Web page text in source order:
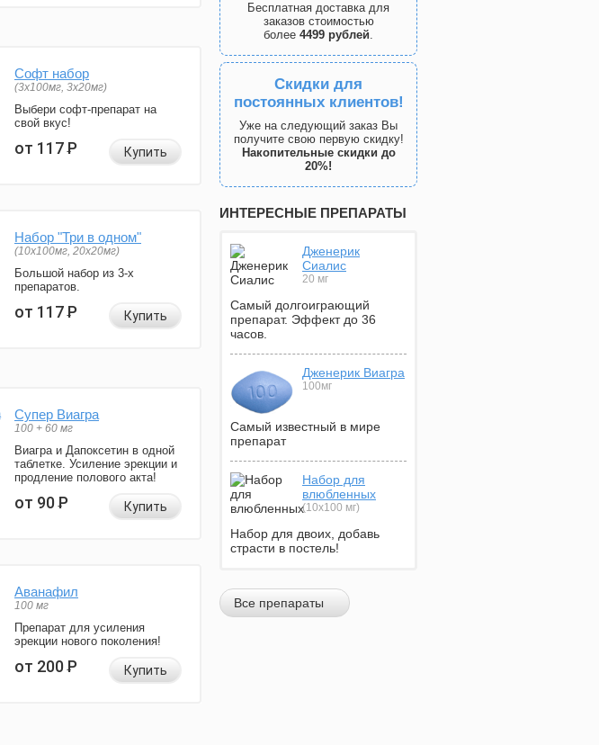
Софт набор
(3x100мг, 3x20мг)
Выбери софт-препарат на
свой вкус!
от 117Р Купить
Набор "Три в одном"
(10x100мг, 20x20мг)
Большой набор из 3-х
препаратов.
от 117Р Купить
Супер Виагра
100 + 60 мг
Виагра и Дапоксетин в одной
таблетке. Усиление эрекции и
продление полового акта!
от 90Р Купить
Аванафил
100 мг
Препарат для усиления
эрекции нового поколения!
от 200Р Купить
Бесплатная доставка для
заказов стоимостью
более 4499 рублей.
Скидки для
постоянных клиентов!
Уже на следующий заказ Вы
получите свою первую скидку!
Накопительные скидки до
20%!
ИНТЕРЕСНЫЕ ПРЕПАРАТЫ
Дженерик
Сиалис
20 мг
Самый долгоиграющий
препарат. Эффект до 36
часов.
Дженерик Виагра
100мг
Самый известный в мире
препарат
Набор для
влюбленных
(10х100 мг)
Набор для двоих, добавь
страсти в постель!
Все препараты